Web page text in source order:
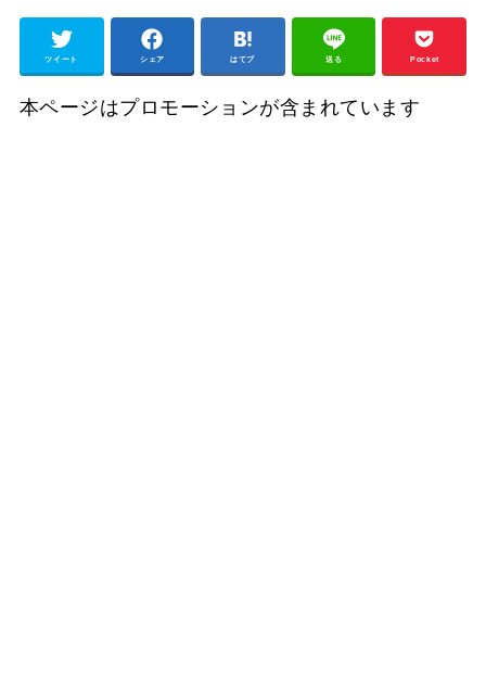
ツイート シェア はてブ 送る Pocket
本ページはプロモーションが含まれています